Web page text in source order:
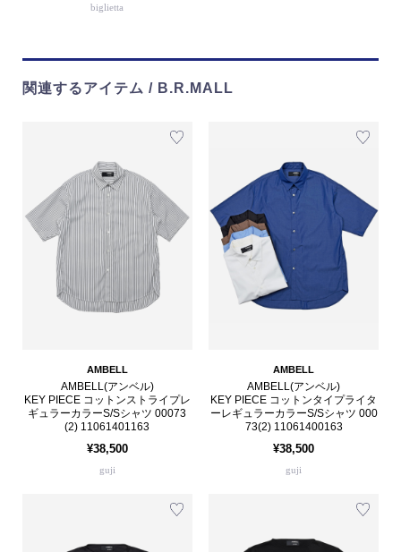
biglietta
関連するアイテム / B.R.MALL
AMBELL
AMBELL(アンベル)
KEY PIECE コットンストライプレ
ギュラーカラーS/Sシャツ 00073
(2) 11061401163
¥38,500
guji
AMBELL
AMBELL(アンベル)
KEY PIECE コットンタイプライタ
ーレギュラーカラーS/Sシャツ 000
73(2) 11061400163
¥38,500
guji